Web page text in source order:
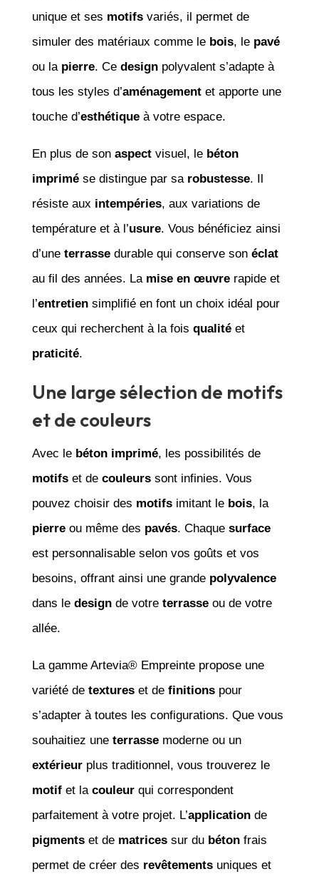
unique et ses motifsvariés, il permet de
simuler des matériaux comme le bois, le pavé
ou la pierre. Ce designpolyvalent s’adapte à
tous les styles d’aménagementet apporte une
touche d’esthétiqueà votre espace.
En plus de son aspectvisuel, le béton
imprimése distingue par sa robustesse. Il
résiste aux intempéries, aux variations de
température et à l’usure. Vous bénéficiez ainsi
d’une terrassedurable qui conserve son éclat
au fil des années. La mise en œuvrerapide et
l’entretiensimplifié en font un choix idéal pour
ceux qui recherchent à la fois qualitéet
praticité.
Une large sélection de motifs
et de couleurs
Avec le béton imprimé, les possibilités de
motifset de couleurssont infinies. Vous
pouvez choisir des motifsimitant le bois, la
pierreou même des pavés. Chaque surface
est personnalisable selon vos goûts et vos
besoins, offrant ainsi une grande polyvalence
dans le designde votre terrasseou de votre
allée.
La gamme Artevia® Empreinte propose une
variété de textureset de finitionspour
s’adapter à toutes les configurations. Que vous
souhaitiez une terrassemoderne ou un
extérieurplus traditionnel, vous trouverez le
motifet la couleurqui correspondent
parfaitement à votre projet. L’applicationde
pigmentset de matricessur du bétonfrais
permet de créer des revêtementsuniques et